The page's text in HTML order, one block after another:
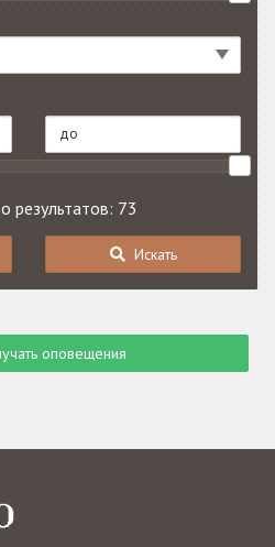
результатов: 73
Искать
оповещения